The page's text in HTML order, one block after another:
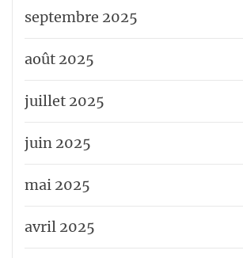
septembre 2025
août 2025
juillet 2025
juin 2025
mai 2025
avril 2025